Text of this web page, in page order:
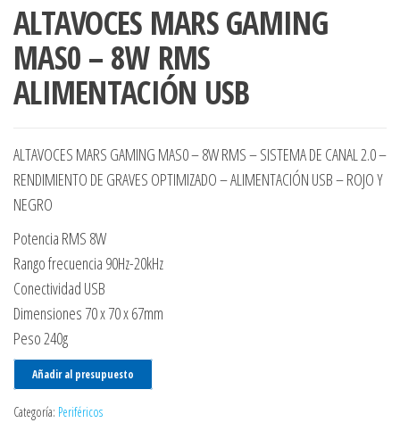
ALTAVOCES MARS GAMING
MAS0 – 8W RMS
ALIMENTACIÓN USB
ALTAVOCES MARS GAMING MAS0 – 8W RMS – SISTEMA DE CANAL 2.0 –
RENDIMIENTO DE GRAVES OPTIMIZADO – ALIMENTACIÓN USB – ROJO Y
NEGRO
Potencia RMS 8W
Rango frecuencia 90Hz-20kHz
Conectividad USB
Dimensiones 70 x 70 x 67mm
Peso 240g
Añadir al presupuesto
Categoría: Periféricos